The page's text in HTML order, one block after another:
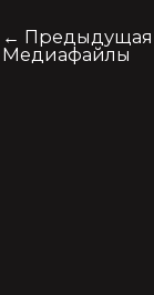
← Предыдущая
Медиафайлы